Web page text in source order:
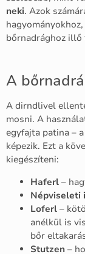
neki. Azok
bőrnadrághoz
A
A dirndlivel
mosni. A
egyfajta patina –
képezik. Ezt a
kiegészíteni:
Haferl –
Népviseleti
Loferl –
anélkül is
bőr
Stutzen –